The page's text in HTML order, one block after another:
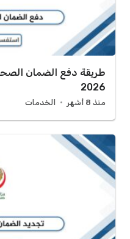
طريقة دفع الضمان
2026
منذ 8 أشهر الخدمات